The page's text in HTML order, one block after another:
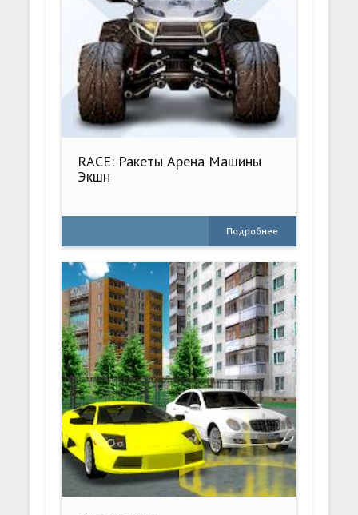
RACE: Ракеты Арена Машины
Экшн
Подробнее